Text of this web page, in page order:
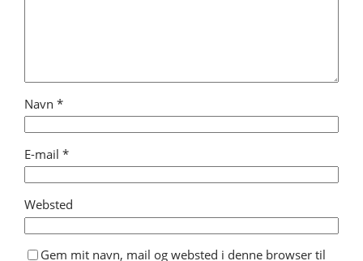
Navn*
E-mail*
Websted
Gem mit navn, mail og websted i denne browser til